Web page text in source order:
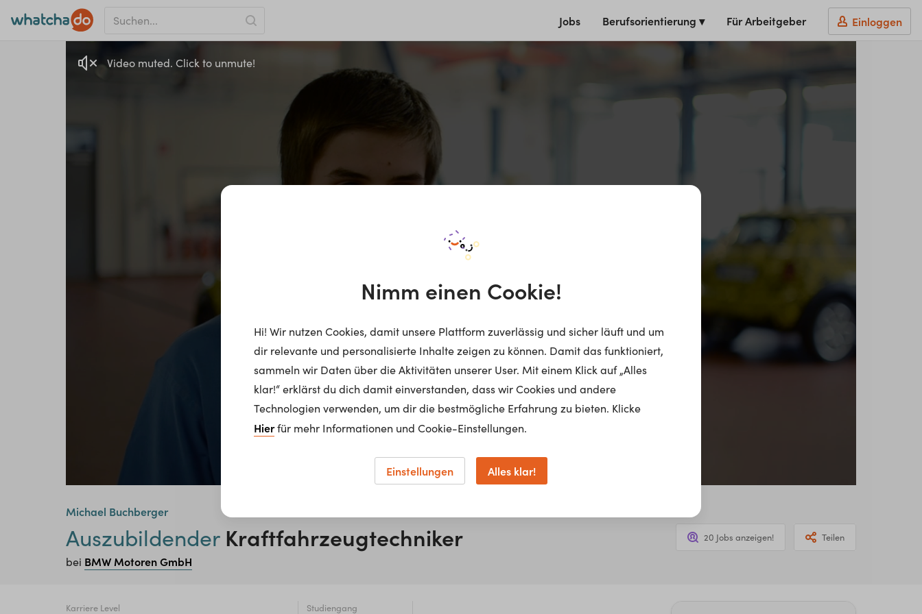
Jobs Berufsorientierung ▾ Für Arbeitgeber Einloggen
Video muted. Click to unmute!
Michael Buchberger
Auszubildender Kraftfahrzeugtechniker
bei BMW Motoren GmbH
20 Jobs anzeigen! Teilen
Karriere Level Studiengang
Nimm einen Cookie!
Hi! Wir nutzen Cookies, damit unsere Plattform zuverlässig und sicher läuft und um
dir relevante und personalisierte Inhalte zeigen zu können. Damit das funktioniert,
sammeln wir Daten über die Aktivitäten unserer User. Mit einem Klick auf „Alles
klar!“ erklärst du dich damit einverstanden, dass wir Cookies und andere
Technologien verwenden, um dir die bestmögliche Erfahrung zu bieten. Klicke
Hierfür mehr Informationen und Cookie-Einstellungen.
Einstellungen Alles klar!